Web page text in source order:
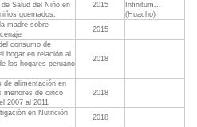
Salud del Niño en
quemados.
2015
Inﬁnitum...
(Huacho)
madre sobre
2015
consumo de
hogar en relación al
los hogares peruano
2018
de alimentación en
menores de cinco
2007 al 2011
2018
en Nutrición
2018